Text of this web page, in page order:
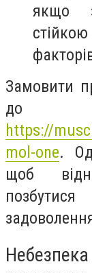
якщо
Замовити
до
https://
mol-one.
щоб